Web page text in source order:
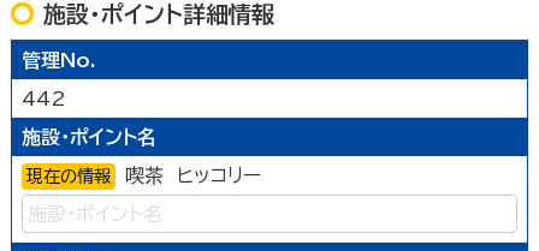
施設・ポイント詳細情報
管理No.
442
施設・ポイント名
現在の情報 喫茶 ヒッコリー